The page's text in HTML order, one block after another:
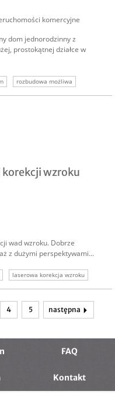
komercyjne
dom jednorodzinny z
prostokątnej działce w
rozbudowa możliwa
zamieszkania
korekcji wzroku
wad wzroku. Dobrze
z dużymi perspektywami...
laserowa korekcja wzroku
4 5 następna
FAQ
Kontakt